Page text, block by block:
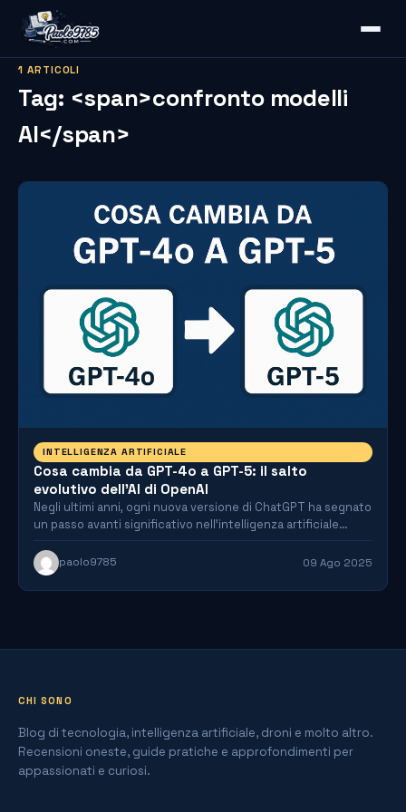
1 ARTICOLI
Tag: <span>confronto modelli
AI</span>
INTELLIGENZA ARTIFICIALE
Cosa cambia da GPT-4o a GPT-5: il salto
evolutivo dell’AI di OpenAI
Negli ultimi anni, ogni nuova versione di ChatGPT ha segnato
un passo avanti significativo nell’intelligenza artificiale
conversazionale. Con…
paolo9785 09 Ago 2025
CHI SONO
Blog di tecnologia, intelligenza artificiale, droni e molto altro.
Recensioni oneste, guide pratiche e approfondimenti per
appassionati e curiosi.